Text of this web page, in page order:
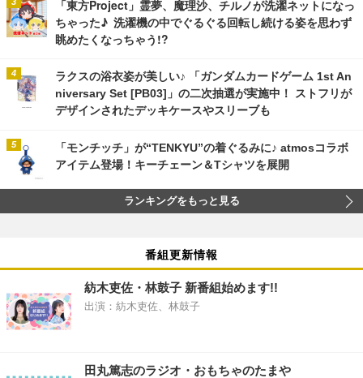
「東方Project」霊夢、魔理沙、チルノが洗濯ネットになっ
ちゃった♪ 洗濯機の中でぐるぐる回転し続ける姿を思わず
眺めたくなっちゃう!?
ラクスの浴衣姿が美しい♪ 「ガンダムカードゲーム 1st An
niversary Set [PB03]」の二次抽選が実施中！ ストフリが
デザインされたデッキケースやスリーブも
「モンチッチ」が“TENKYU”の着ぐるみに♪ atmosコラボ
アイテム登場！キーチェーン＆Tシャツを展開
ランキングをもっと見る
番組更新情報
紡木吏佐・林鼓子 新番組始めます!!
出演：紡木吏佐、林鼓子
田丸篤志のラジオ・おもちゃのたまや